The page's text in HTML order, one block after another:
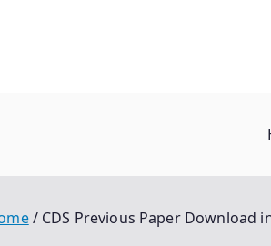
CDS Previous Paper Download